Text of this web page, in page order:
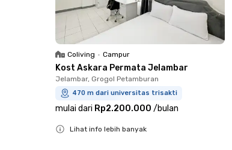
Coliving • Campur
Kost Askara Permata Jelambar
Jelambar, Grogol Petamburan
470 m dari universitas trisakti
mulai dari Rp2.200.000 /bulan
Lihat info lebih banyak